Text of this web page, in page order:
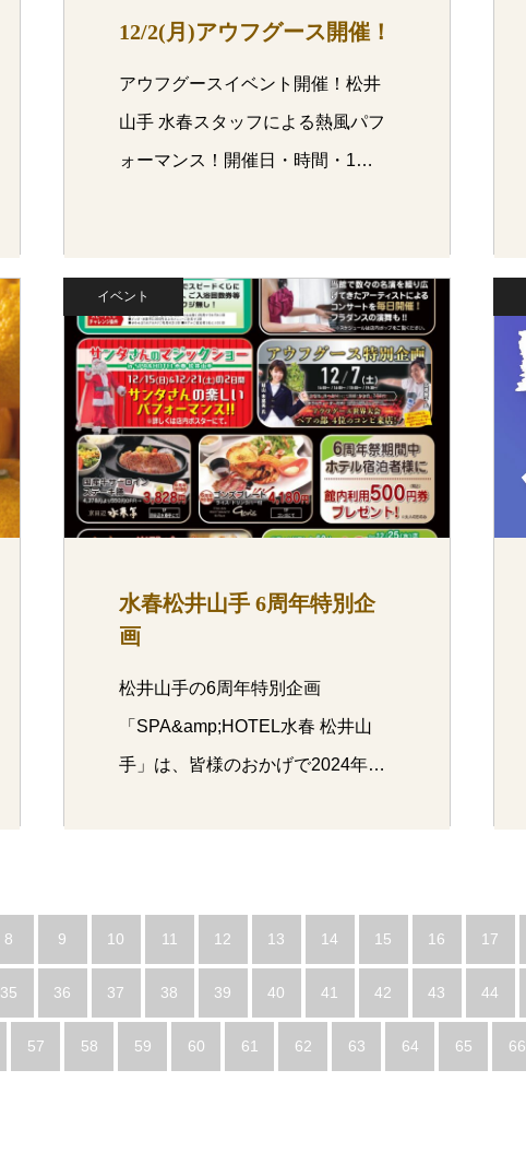
12/2(月)アウフグース開催！
アウフグースイベント開催！松井
山手 水春スタッフによる熱風パフ
ォーマンス！開催日・時間・1…
イベント
水春松井山手 6周年特別企
画
松井山手の6周年特別企画
「SPA&amp;HOTEL水春 松井山
手」は、皆様のおかげで2024年12
8 9 10 11 12 13 14 15 16 17
35 36 37 38 39 40 41 42 43 44
57 58 59 60 61 62 63 64 65 66